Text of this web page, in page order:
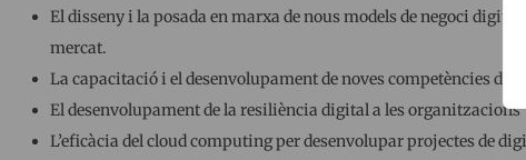
El disseny i la posada en marxa de nous models de negoci
mercat.
La capacitació i el desenvolupament de noves competències
El desenvolupament de la resiliència digital a les organitzacions
L’eficàcia del cloud computing per desenvolupar projectes de